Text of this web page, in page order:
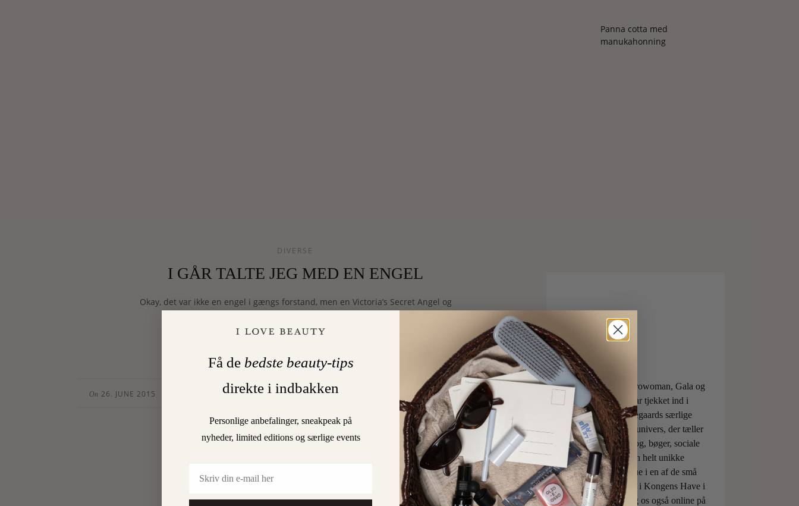
DIVERSE
I GÅR TALTE JEG MED EN ENGEL
Okay, det var ikke en engel i gængs forstand, men en Victoria’s Secret Angel og
On 26. JUNE 2015 CHARLOTTE TORPEGAARD 0
Panna cotta med
manukahonning
ELLE, Vogue, Eurowoman, Gala og
Aftonbladet har tjekket ind i
Charlotte Torpegaards særlige
ILOVEBEAUTYunivers, der tæller
både skønhedsblog, bøger, sociale
medier og den helt unikke
skønhedsboutique i en af de små
berømte pavilloner i Kongens Have i
København. Besøg os også online på
Få de bedste beauty-tips
direkte i indbakken
Personlige anbefalinger, sneakpeak på
nyheder, limited editions og særlige events